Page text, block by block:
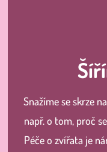
Snažíme se skrze
např. o tom, proč
Péče o zvířata je